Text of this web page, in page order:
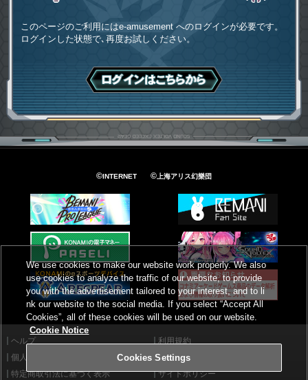
このページのご利用にはe-amusement へのログインが必要です。
ログインした状態で､再度お試しください。
ログインはこちら
©INTERNET ©上海アリス幻樂団
ヘルプ
利用規約
個人情報等保護方針
外部送信について
特定商取引法に基づく表示
サイトポリシー
We use cookies to make our website work properly. We also
use cookies to analyze the traffic of our website, to provide
you with the advertisement tailored to your interest, and to li
nk our website to the social media. If you select “Accept All
Cookies”, all of these cookies will be used on our website.
Cookie Notice
Cookies Settings